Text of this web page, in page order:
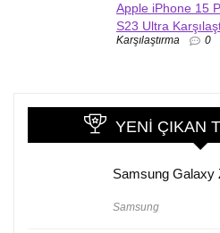
Apple iPhone 15
S23 Ultra
Karşılaştırma 0
YENI ÇIKAN
Samsung Galaxy
Samsung